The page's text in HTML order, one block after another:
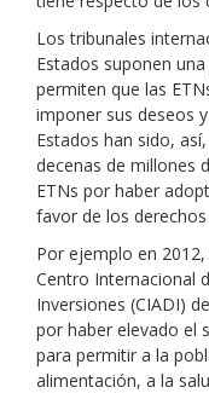
Los tribunales
Estados suponen
permiten que las
imponer sus deseos
Estados han sido,
decenas de millones
ETNs por haber
favor de los
Por ejemplo en
Centro Internacional
Inversiones (CIADI)
por haber elevado el
para permitir a la
alimentación, a la